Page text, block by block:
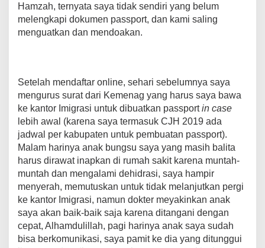
Hamzah, ternyata saya tidak sendiri yang belum
melengkapi dokumen passport, dan kami saling
menguatkan dan mendoakan.
Setelah mendaftar online, sehari sebelumnya saya
mengurus surat dari Kemenag yang harus saya bawa
ke kantor Imigrasi untuk dibuatkan passportin case
lebih awal (karena saya termasuk CJH 2019 ada
jadwal per kabupaten untuk pembuatan passport).
Malam harinya anak bungsu saya yang masih balita
harus dirawat inapkan di rumah sakit karena muntah-
muntah dan mengalami dehidrasi, saya hampir
menyerah, memutuskan untuk tidak melanjutkan pergi
ke kantor Imigrasi, namun dokter meyakinkan anak
saya akan baik-baik saja karena ditangani dengan
cepat, Alhamdulillah, pagi harinya anak saya sudah
bisa berkomunikasi, saya pamit ke dia yang ditunggui